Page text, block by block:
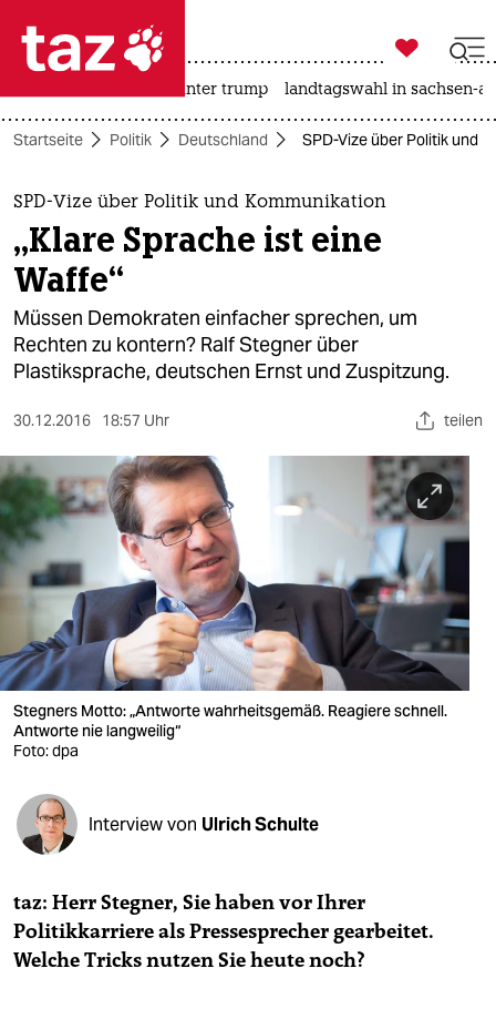
 taz zahl ich
taz zahl ich
themen
politik
öko
gesellschaft
sport
berlin
nord
wahrheit
verlag
verlag
veranstaltungen
fragen & hilfe
abo
genossenschaft

taz zahl ich
usa unter trump landtagswahl in sachsen-
Startseite Politik Deutschland SPD-Vize über Politik und
SPD-Vize über Politik und Kommunikation
„Klare Sprache ist eine
Waffe“​
Müssen Demokraten einfacher sprechen, um
Rechten zu kontern? Ralf Stegner über
Plastiksprache, deutschen Ernst und Zuspitzung​.
30.12.2016 18:57 Uhr teilen
Stegners Motto: „Antworte wahrheitsgemäß. Reagiere schnell.
Antworte nie langweilig“
Foto: dpa
Interview von Ulrich Schulte
taz: Herr Stegner, Sie haben vor Ihrer
Politikkarriere alsPressesprecher gearbeitet.
Welche Tricks nutzen Sie heute noch?